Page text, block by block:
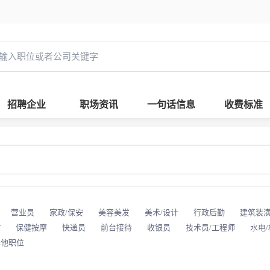
招聘企业 职场资讯 一句话信息 收费标准
营业员 家政/保安 美容美发 美术/设计 行政后勤
建筑装
保健按摩 快递员 前台接待 收银员 技术员/工程师
水电/
职位